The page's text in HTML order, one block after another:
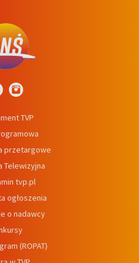
TVP
przetargowe
Telewizyjna
tvp.pl
ogłoszenia
o nadawcy
(ROPAT)